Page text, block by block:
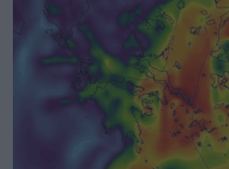
Σακίρα: Αυτές είναι οι 7 τροφές που
την κρατούν «αγέραστη» στα 49